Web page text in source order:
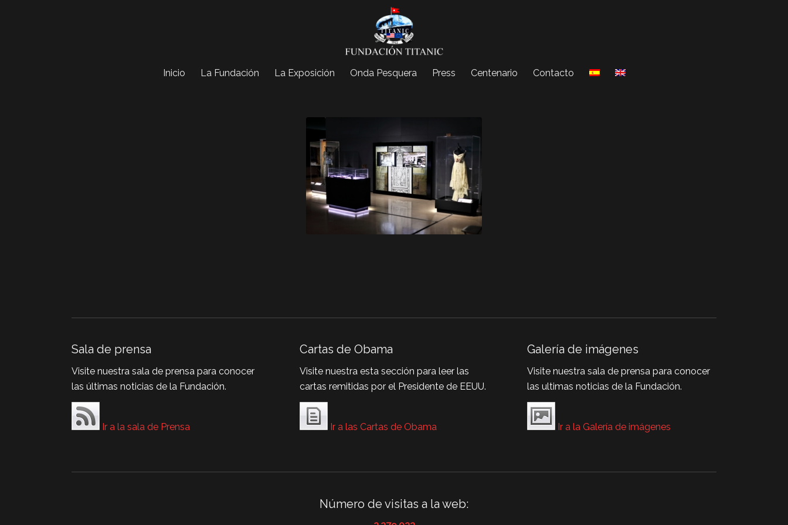
Inicio La Fundación La Exposición Onda Pesquera Press Centenario Contacto
Sala de prensa
Visite nuestra sala de prensa para conocer
las últimas noticias de la Fundación.
Ir a la sala de Prensa
Cartas de Obama
Visite nuestra esta sección para leer las
cartas remitidas por el Presidente de EEUU.
Ir a las Cartas de Obama
Galería de imágenes
Visite nuestra sala de prensa para conocer
las ultimas noticias de la Fundación.
Ir a la Galería de imágenes
Número de visitas a la web: